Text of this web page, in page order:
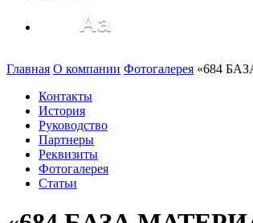
Aa
Главная О компании Фотогалерея «684
Контакты
История
Руководство
Партнеры
Реквизиты
Фотогалерея
Статьи